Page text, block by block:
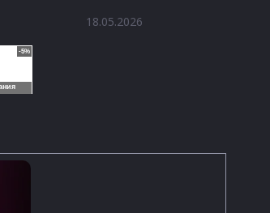
18.05.2026